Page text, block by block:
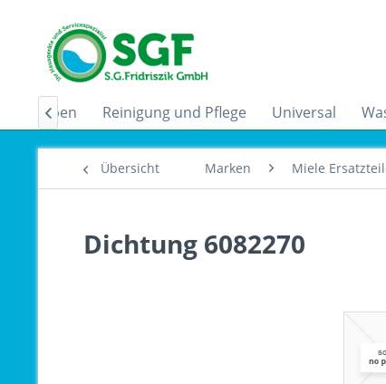
Reinigung und Pflege Universal

Übersicht Marken Miele
Dichtung 6082270